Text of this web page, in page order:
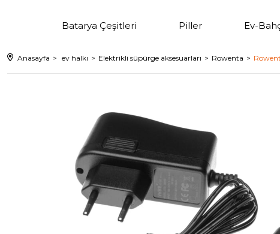
Batarya Çeşitleri Piller Ev-
Anasayfa ev halkı Elektrikli süpürge aksesuarları Rowenta